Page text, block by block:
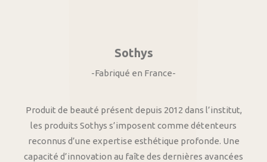
Sothys
-Fabriqué en France-
Produit de beauté présent depuis 2012 dans l’institut,
les produits Sothys s’imposent comme détenteurs
reconnus d’une expertise esthétique profonde. Une
capacité d’innovation au faîte des dernières avancées